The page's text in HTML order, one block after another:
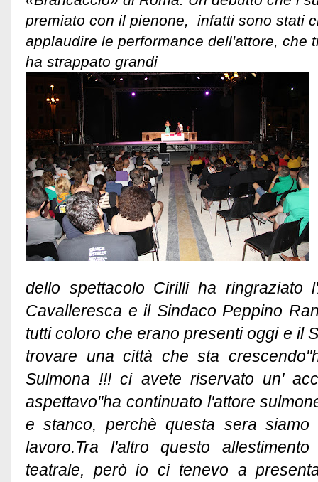
premiato con il pienone, infatti sono stati
applaudire le performance dell'attore, che
ha strappato grandi
dello spettacolo Cirilli ha ringraziato
Cavalleresca e il Sindaco Peppino
tutti coloro che erano presenti oggi e il
trovare una città che sta
Sulmona !!! ci avete riservato un'
aspettavo"ha continuato l'attore
e stanco, perchè questa sera
lavoro.Tra l'altro questo
teatrale, però io ci tenevo a